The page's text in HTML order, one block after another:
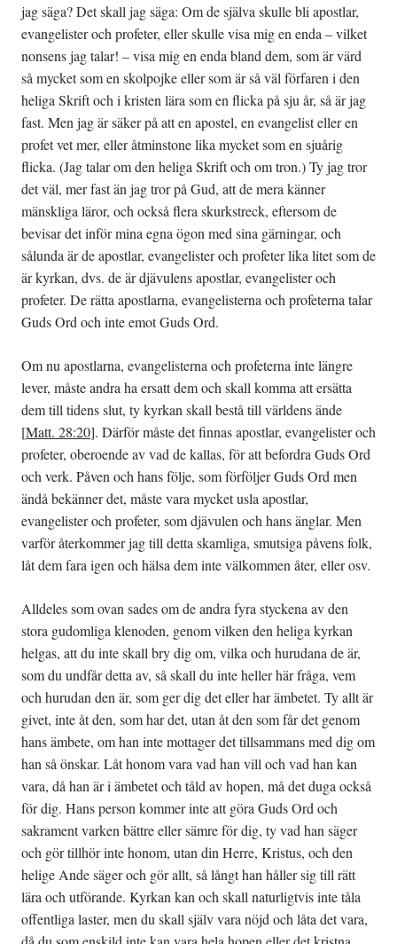
jag säga? Det skall jag säga: Om de själva skulle bli apostlar,
evangelister och profeter, eller skulle visa mig en enda – vilket
nonsens jag talar! – visa mig en enda bland dem, som är värd
så mycket som en skolpojke eller som är så väl förfaren i den
heliga Skrift och i kristen lära som en flicka på sju år, så är jag
fast. Men jag är säker på att en apostel, en evangelist eller en
profet vet mer, eller åtminstone lika mycket som en sjuårig
flicka. (Jag talar om den heliga Skrift och om tron.) Ty jag tror
det väl, mer fast än jag tror på Gud, att de mera känner
mänskliga läror, och också flera skurkstreck, eftersom de
bevisar det inför mina egna ögon med sina gärningar, och
sålunda är de apostlar, evangelister och profeter lika litet som de
är kyrkan, dvs. de är djävulens apostlar, evangelister och
profeter. De rätta apostlarna, evangelisterna och profeterna talar
Guds Ord och inte emot Guds Ord.
Om nu apostlarna, evangelisterna och profeterna inte längre
lever, måste andra ha ersatt dem och skall komma att ersätta
dem till tidens slut, ty kyrkan skall bestå till världens ände
[Matt. 28:20]. Därför måste det finnas apostlar, evangelister och
profeter, oberoende av vad de kallas, för att befordra Guds Ord
och verk. Påven och hans följe, som förföljer Guds Ord men
ändå bekänner det, måste vara mycket usla apostlar,
evangelister och profeter, som djävulen och hans änglar. Men
varför återkommer jag till detta skamliga, smutsiga påvens folk,
låt dem fara igen och hälsa dem inte välkommen åter, eller osv.
Alldeles som ovan sades om de andra fyra styckena av den
stora gudomliga klenoden, genom vilken den heliga kyrkan
helgas, att du inte skall bry dig om, vilka och hurudana de är,
som du undfår detta av, så skall du inte heller här fråga, vem
och hurudan den är, som ger dig det eller har ämbetet. Ty allt är
givet, inte åt den, som har det, utan åt den som får det genom
hans ämbete, om han inte mottager det tillsammans med dig om
han så önskar. Låt honom vara vad han vill och vad han kan
vara, då han är i ämbetet och tåld av hopen, må det duga också
för dig. Hans person kommer inte att göra Guds Ord och
sakrament varken bättre eller sämre för dig, ty vad han säger
och gör tillhör inte honom, utan din Herre, Kristus, och den
helige Ande säger och gör allt, så långt han håller sig till rätt
lära och utförande. Kyrkan kan och skall naturligtvis inte tåla
offentliga laster, men du skall själv vara nöjd och låta det vara,